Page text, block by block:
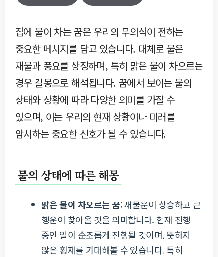
집에 물이 차는 꿈은 우리의 무의식이 전하는
중요한 메시지를 담고 있습니다. 대체로 물은
재물과 풍요를 상징하며, 특히 맑은 물이 차오르는
경우 길몽으로 해석됩니다. 꿈에서 보이는 물의
상태와 상황에 따라 다양한 의미를 가질 수
있으며, 이는 우리의 현재 상황이나 미래를
암시하는 중요한 신호가 될 수 있습니다.
물의 상태에 따른 해몽
맑은 물이 차오르는 꿈: 재물운이 상승하고 큰
행운이 찾아올 것을 의미합니다. 현재 진행
중인 일이 순조롭게 진행될 것이며, 뜻하지
않은 횡재를 기대해볼 수 있습니다. 특히